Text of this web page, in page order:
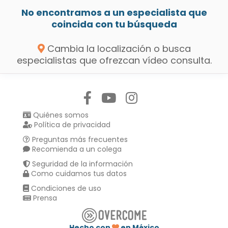
No encontramos a un especialista que
coincida con tu búsqueda
Cambia la localización o busca
especialistas que ofrezcan vídeo consulta.
Quiénes somos
Política de privacidad
Preguntas más frecuentes
Recomienda a un colega
Seguridad de la información
Como cuidamos tus datos
Condiciones de uso
Prensa